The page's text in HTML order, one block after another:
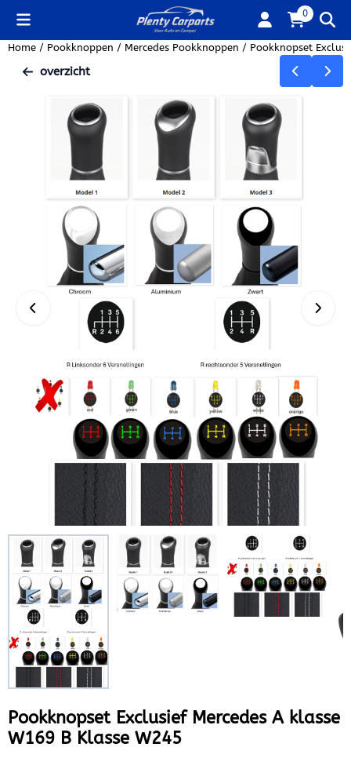
Cookievoorkeuren zijn beschikbaar. Kies instellingen of sta
0
Home / Pookknoppen / Mercedes Pookknoppen / Pookknopset
overzicht
Pookknopset Exclusief Mercedes A klasse
W169 B Klasse W245